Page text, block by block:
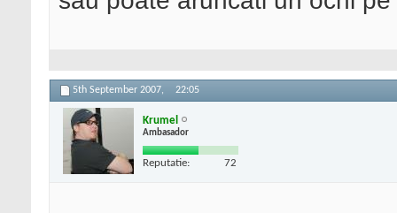
5th September 2007, 22:05
Krumel
Ambasador
Reputatie: 72